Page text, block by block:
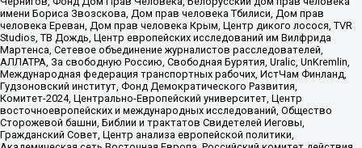
имени Бориса Звозскова, Дом прав человека Тбилиси, Дом прав
человека Ереван, Дом прав человека Крым, Центр дикого лосося, TVR
Studios, ТВ Дождь, Центр европейских исследований им Вилфрида
Мартенса, Сетевое объединение журналистов расследователей,
АЛЛАТРА, За свободную Россию, Свободная Бурятия, Uralic, UnKremlin,
Международная федерация транспортных рабочих, ИстЧам Финланд,
Гудзоновский институт, Фонд Демократического Развития,
Комитет-2024, Центрально-Европейский университет, Центр
восточноевропейских и международных исследований, Общество
Сторожевой башни, Библии и трактатов Свидетелей Иеговы,
Гражданский Совет, Центр анализа европейской политики,